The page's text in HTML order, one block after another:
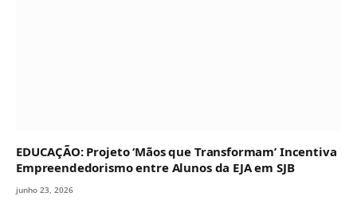
EDUCAÇÃO: Projeto ‘Mãos que Transformam’ Incentiva
Empreendedorismo entre Alunos da EJA em SJB
junho 23, 2026